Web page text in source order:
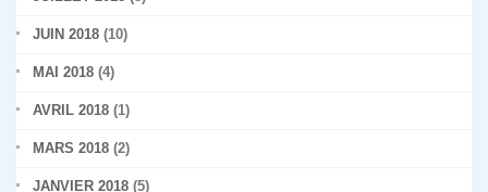
JUIN 2018 (10)
MAI 2018 (4)
AVRIL 2018 (1)
MARS 2018 (2)
JANVIER 2018 (5)